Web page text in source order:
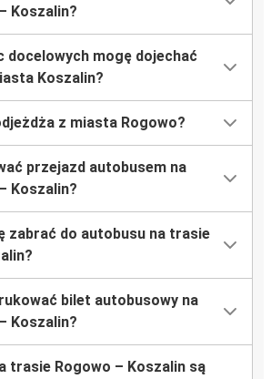
Koszalin?
docelowych mogę dojechać
Koszalin?
z miasta Rogowo?
przejazd autobusem na
Koszalin?
zabrać do autobusu na trasie
bilet autobusowy na
Koszalin?
trasie Rogowo – Koszalin są